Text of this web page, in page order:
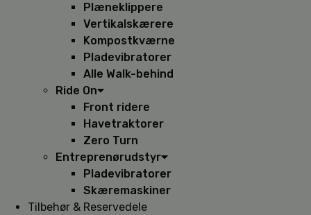
Plæneklippere
Vertikalskærere
Kompostkværne
Pladevibratorer
Alle Walk-behind
Ride On
Front ridere
Havetraktorer
Zero Turn
Entreprenørudstyr
Pladevibratorer
Skæremaskiner
Tilbehør & Reservedele